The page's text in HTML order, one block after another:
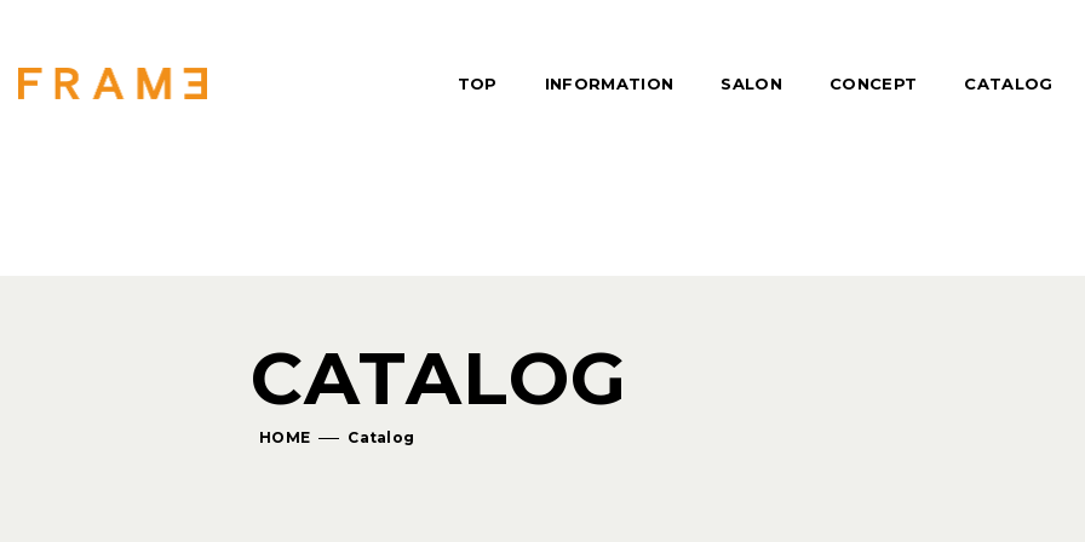
TOP INFORMATION SALON CONCEPT CATALOG
CATALOG
HOME Catalog